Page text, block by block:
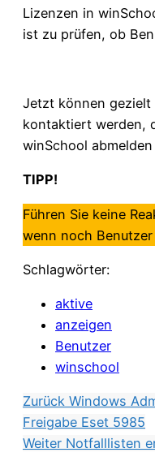
Lizenzen in
ist zu prüfen, ob
Jetzt können gezielt
kontaktiert werden,
winSchool
TIPP!
Führen Sie keine
wenn noch
Schlagwörter:
aktive
anzeigen
Benutzer
winschool
Zurück Windows
Freigabe Eset 5985
Weiter Notfalllisten